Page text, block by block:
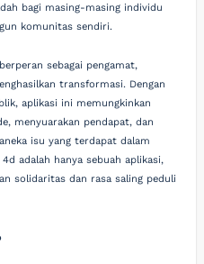
bagi masing-masing individu
komunitas sendiri.
sebagai pengamat,
transformasi. Dengan
aplikasi ini memungkinkan
menyuarakan pendapat, dan
isu yang terdapat dalam
adalah hanya sebuah aplikasi,
solidaritas dan rasa saling peduli